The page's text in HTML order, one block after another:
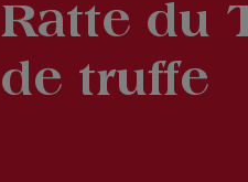
Ratte du
de truffe